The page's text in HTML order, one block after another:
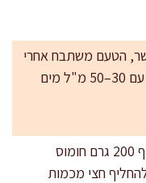
הטעם משתבח אחרי
לילה במקרר. חממו על אש נמוכה עם 30–50 מ"ל מים
למי שאוהב וריאציות: אפשר להוסיף 200 גרם חומוס
או להחליף חצי מכמות